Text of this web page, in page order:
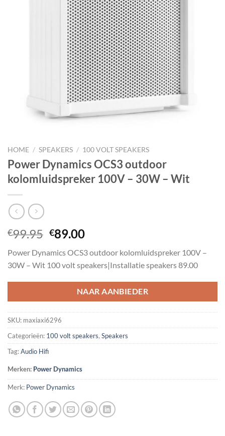
HOME / SPEAKERS / 100 VOLT SPEAKERS
Power Dynamics OCS3 outdoor
kolomluidspreker 100V – 30W – Wit
€99.95 Oorspronkelijke
was:
€99.95.
€89.00Huidige
is:
€89.00.
Power Dynamics OCS3 outdoor kolomluidspreker 100V –
30W – Wit 100 volt speakers|Installatie speakers 89.00
NAAR AANBIEDER
SKU: maxiaxi6296
Categorieën: 100 volt speakers, Speakers
Tag:Audio Hifi
Merken: Power Dynamics
Merk: Power Dynamics